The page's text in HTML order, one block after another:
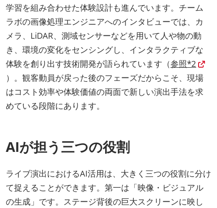
学習を組み合わせた体験設計も進んでいます。チーム
ラボの画像処理エンジニアへのインタビューでは、カ
メラ、LiDAR、測域センサーなどを用いて人や物の動
き、環境の変化をセンシングし、インタラクティブな
体験を創り出す技術開発が語られています（参照*2
）。観客動員が戻った後のフェーズだからこそ、現場
はコスト効率や体験価値の両面で新しい演出手法を求
めている段階にあります。
AIが担う三つの役割
ライブ演出におけるAI活用は、大きく三つの役割に分け
て捉えることができます。第一は「映像・ビジュアル
の生成」です。ステージ背後の巨大スクリーンに映し